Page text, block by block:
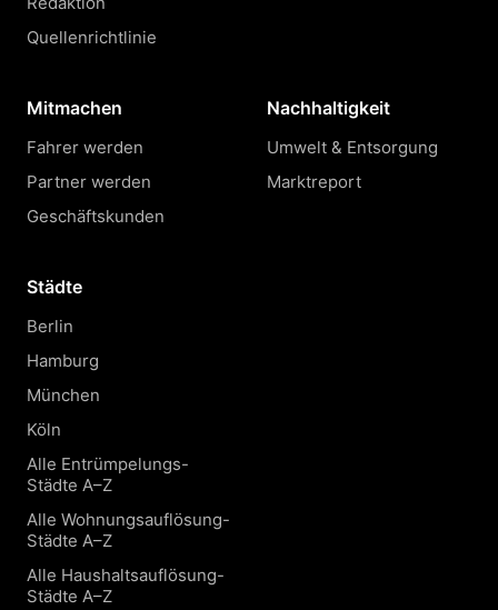
Quellenrichtlinie
Mitmachen
Fahrer werden
Partner werden
Geschäftskunden
Nachhaltigkeit
Umwelt & Entsorgung
Marktreport
Städte
Berlin
Hamburg
München
Köln
Alle Entrümpelungs-
Städte A–Z
Alle Wohnungsauflösung-
Städte A–Z
Alle Haushaltsauflösung-
Städte A–Z